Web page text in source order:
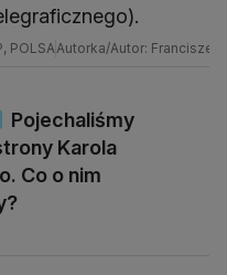
POLSAAutorka/Autor: Franciszek
Pojechaliśmy
Karola
Co o nim